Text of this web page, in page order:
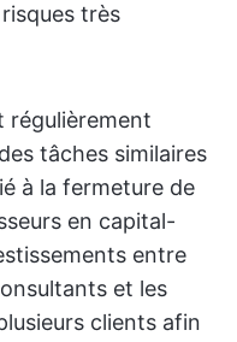
très
régulièrement
tâches similaires
à la fermeture de
en capital-
entre
et les
clients afin